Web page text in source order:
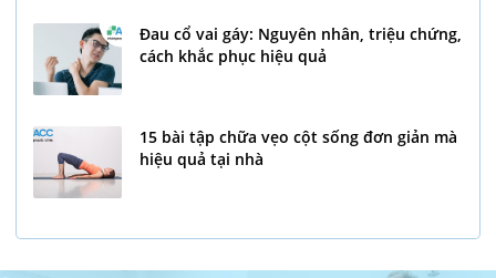
Đau cổ vai gáy: Nguyên nhân, triệu chứng,
cách khắc phục hiệu quả
15 bài tập chữa vẹo cột sống đơn giản mà
hiệu quả tại nhà